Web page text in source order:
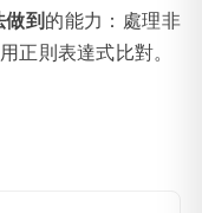
做到 的能力：處理非
正則表達式比對。